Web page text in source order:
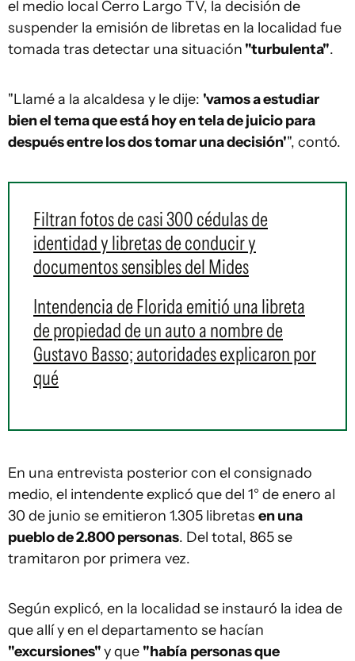
el medio local Cerro Largo TV, la decisión de
suspender la emisión de libretas en la localidad fue
tomada tras detectar una situación "turbulenta".
"Llamé a la alcaldesa y le dije: 'vamos a estudiar
bien el tema que está hoy en tela de juicio para
después entre los dos tomar una decisión'", contó.
Filtran fotos de casi 300 cédulas de
identidad y libretas de conducir y
documentos sensibles del Mides
Intendencia de Florida emitió una libreta
de propiedad de un auto a nombre de
Gustavo Basso; autoridades explicaron por
qué
En una entrevista posterior con el consignado
medio, el intendente explicó que del 1° de enero al
30 de junio se emitieron 1.305 libretas en una
pueblo de 2.800 personas. Del total, 865 se
tramitaron por primera vez.
Según explicó, en la localidad se instauró la idea de
que allí y en el departamento se hacían
"excursiones"y que "había personas que